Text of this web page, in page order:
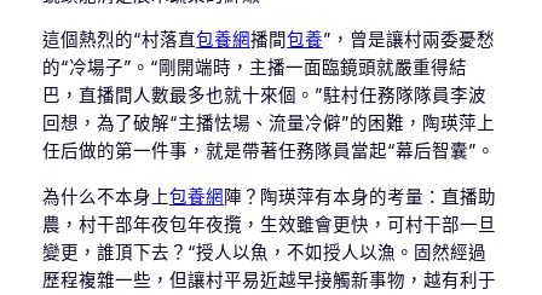
這個熱烈的“村落直包養網播間包養”，曾是讓村兩委憂愁
的“冷場子”。“剛開端時，主播一面臨鏡頭就嚴重得結
巴，直播間人數最多也就十來個。”駐村任務隊隊員李波
回想，為了破解“主播怯場、流量冷僻”的困難，陶瑛萍上
任后做的第一件事，就是帶著任務隊員當起“幕后智囊”。
為什么不本身上包養網 陣？陶瑛萍有本身的考量：直播助
農，村干部年夜包年夜攬，生效雖會更快，可村干部一旦
變更，誰頂下去？“授人以魚，不如授人以漁。固然經過
歷程複雜一些，但讓村平易近越早接觸新事物，越有利于